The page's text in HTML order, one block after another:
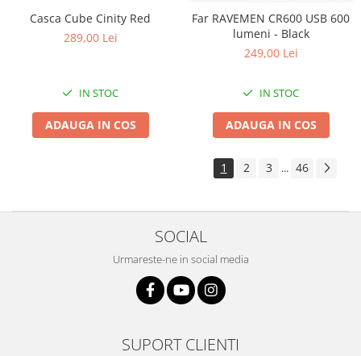
Casca Cube Cinity Red
289,00 Lei
IN STOC
ADAUGA IN COS
Far RAVEMEN CR600 USB 600
lumeni - Black
249,00 Lei
IN STOC
ADAUGA IN COS
1 2 3 ... 46
SOCIAL
Urmareste-ne in social media
SUPORT CLIENTI